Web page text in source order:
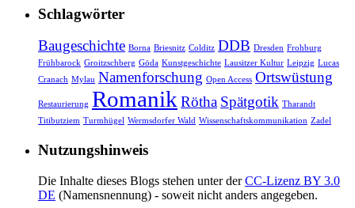
Schlagwörter
Baugeschichte Borna Briesnitz Colditz DDB Dresden Frohburg
Frühbarock Groitzschberg Göda Kunstgeschichte Lausitzer Kultur Leipzig Lucas
Cranach Mylau Namenforschung Open Access Ortswüstung
Restaurierung RomanikRötha Spätgotik Tharandt
Titibutziem Turmhügel Wermsdorfer Wald Wissenschaftskommunikation Zadel
Nutzungshinweis
Die Inhalte dieses Blogs stehen unter derCC-Lizenz BY 3.0
DE (Namensnennung) - soweit nicht anders angegeben.